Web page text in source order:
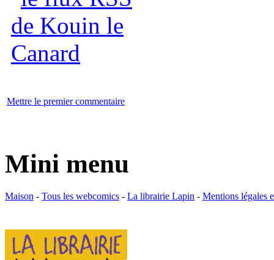
Mettre le premier commentaire
Mini menu
Maison - Tous les webcomics - La librairie Lapin - Mentions légales